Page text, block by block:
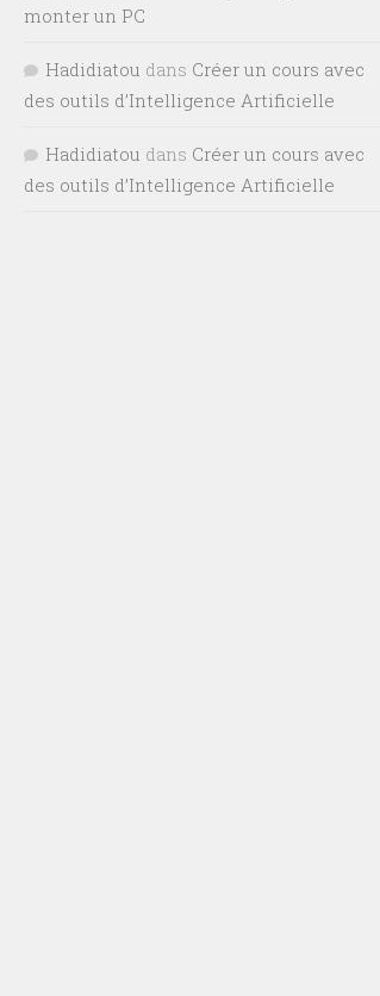
monter un PC
Hadidiatou dans Créer un cours avec
des outils d’Intelligence Artificielle
Hadidiatou dans Créer un cours avec
des outils d’Intelligence Artificielle